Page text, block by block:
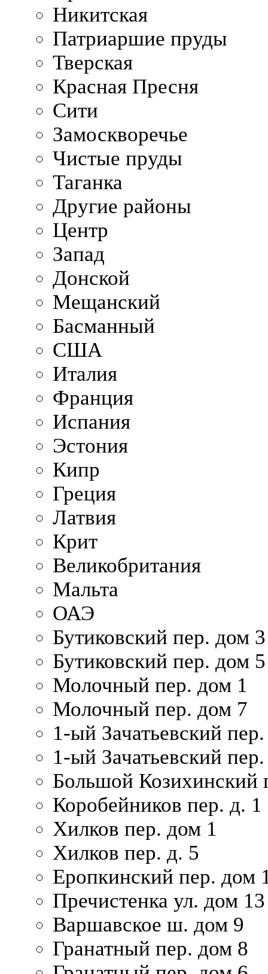
Никитская
Патриаршие пруды
Тверская
Красная Пресня
Сити
Замоскворечье
Чистые пруды
Таганка
Другие районы
Центр
Запад
Донской
Мещанский
Басманный
США
Италия
Франция
Испания
Эстония
Кипр
Греция
Латвия
Крит
Великобритания
Мальта
ОАЭ
Бутиковский пер. дом 3
Бутиковский пер. дом 5
Молочный пер. дом 1
Молочный пер. дом 7
1-ый Зачатьевский
1-ый Зачатьевский
Большой Козихинский
Коробейников пер. д. 1
Хилков пер. дом 1
Хилков пер. д. 5
Еропкинский пер. дом
Пречистенка ул. дом 13
Варшавское ш. дом 9
Гранатный пер. дом 8